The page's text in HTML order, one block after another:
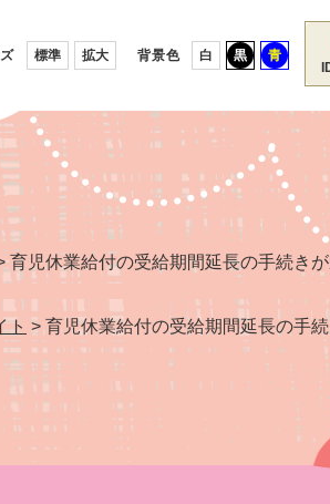
標準 拡大 背景色 白 黒 青
育児休業給付の受給期間延長の手続き
ト > 育児休業給付の受給期間延長の手